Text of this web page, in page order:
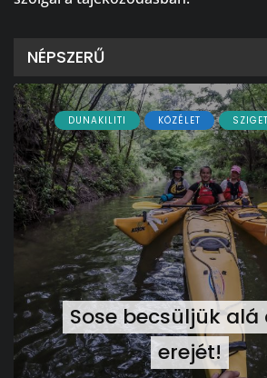
NÉPSZERŰ
DUNAKILITI KÖZÉLET
Sose becsüljük alá
erejét!